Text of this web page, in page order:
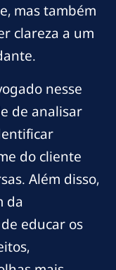
mas também
clareza a um
nesse
de analisar
do cliente
Além disso,
da
educar os